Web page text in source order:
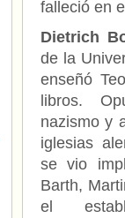
falleció en
Dietrich
de la
enseñó
libros.
nazismo y
iglesias
se vio
Barth,
el